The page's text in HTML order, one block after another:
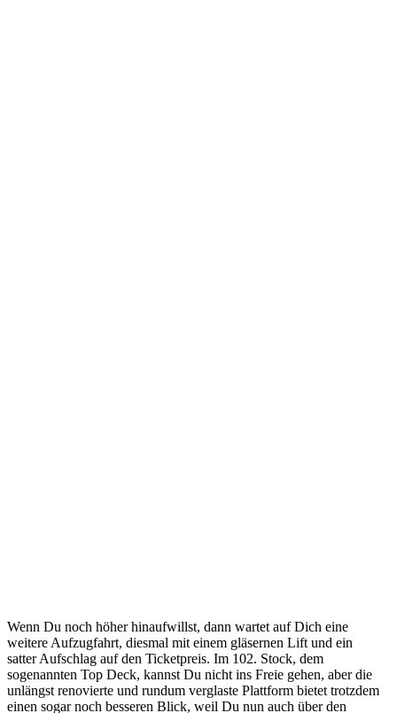
Wenn Du noch höher hinaufwillst, dann wartet auf Dich eine
weitere Aufzugfahrt, diesmal mit einem gläsernen Lift und ein
satter Aufschlag auf den Ticketpreis. Im 102. Stock, dem
sogenannten Top Deck, kannst Du nicht ins Freie gehen, aber die
unlängst renovierte und rundum verglaste Plattform bietet trotzdem
einen sogar noch besseren Blick, weil Du nun auch über den